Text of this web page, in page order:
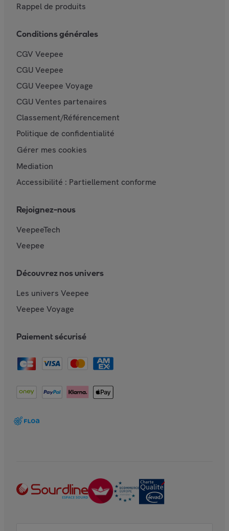
Rappel de produits
Conditions générales
CGV Veepee
CGU Veepee
CGU Veepee Voyage
CGU Ventes partenaires
Classement/Référencement
Politique de confidentialité
Gérer mes cookies
Mediation
Accessibilité : Partiellement conforme
Rejoignez-nous
VeepeeTech
Veepee
Découvrez nos univers
Les univers Veepee
Veepee Voyage
Paiement sécurisé